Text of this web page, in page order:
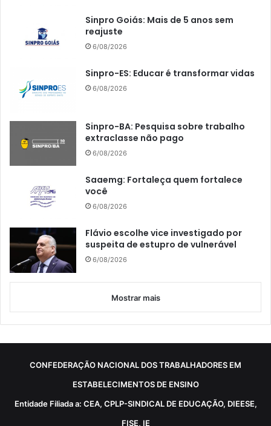
Sinpro Goiás: Mais de 5 anos sem
reajuste
6/08/2026
Sinpro-ES: Educar é transformar vidas
6/08/2026
Sinpro-BA: Pesquisa sobre trabalho
extraclasse não pago
6/08/2026
Saaemg: Fortaleça quem fortalece
você
6/08/2026
Flávio escolhe vice investigado por
suspeita de estupro de vulnerável
6/08/2026
Mostrar mais
CONFEDERAÇÃO NACIONAL DOS TRABALHADORES EM
ESTABELECIMENTOS DE ENSINO
Entidade Filiada a: CEA, CPLP-SINDICAL DE EDUCAÇÃO, DIEESE,
FISE, IE